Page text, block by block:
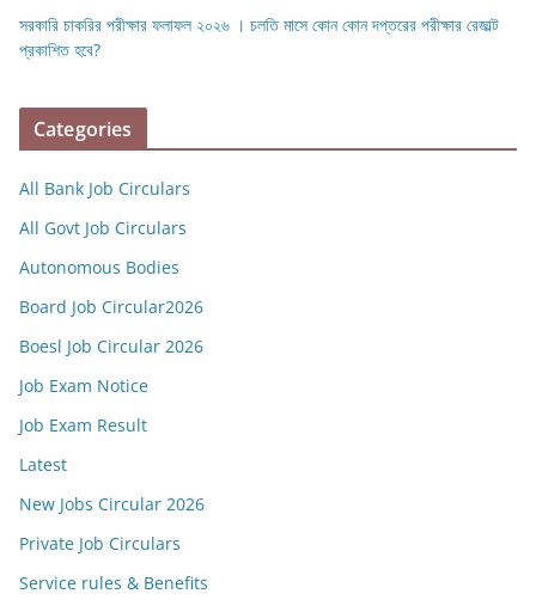
সরকারি চাকরির পরীক্ষার ফলাফল ২০২৬ । চলতি মাসে কোন কোন দপ্তরের পরীক্ষার রেজাল্ট
প্রকাশিত হবে?
Categories
All Bank Job Circulars
All Govt Job Circulars
Autonomous Bodies
Board Job Circular2026
Boesl Job Circular 2026
Job Exam Notice
Job Exam Result
Latest
New Jobs Circular 2026
Private Job Circulars
Service rules & Benefits